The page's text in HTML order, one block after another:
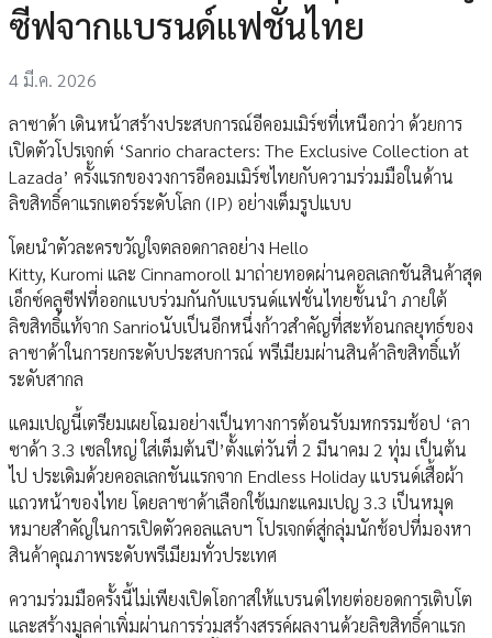
ซีฟจากแบรนด์แฟชั่นไทย
4 มี.ค. 2026
ลาซาด้า เดินหน้าสร้างประสบการณ์อีคอมเมิร์ซที่เหนือกว่า ด้วยการ
เปิดตัวโปรเจกต์ ‘Sanrio characters: The Exclusive Collection at
Lazada’ ครั้งแรกของวงการอีคอมเมิร์ซไทยกับความร่วมมือในด้าน
ลิขสิทธิ์คาแรกเตอร์ระดับโลก (IP) อย่างเต็มรูปแบบ
โดยนำตัวละครขวัญใจตลอดกาลอย่าง Hello
Kitty, Kuromi และ Cinnamoroll มาถ่ายทอดผ่านคอลเลกชันสินค้าสุด
เอ็กซ์คลูซีฟที่ออกแบบร่วมกันกับแบรนด์แฟชั่นไทยชั้นนำ ภายใต้
ลิขสิทธิ์แท้จาก Sanrioนับเป็นอีกหนึ่งก้าวสำคัญที่สะท้อนกลยุทธ์ของ
ลาซาด้าในการยกระดับประสบการณ์ พรีเมียมผ่านสินค้าลิขสิทธิ์แท้
ระดับสากล
แคมเปญนี้เตรียมเผยโฉมอย่างเป็นทางการต้อนรับมหกรรมช้อป ‘ลา
ซาด้า 3.3 เซลใหญ่ ใส่เต็มต้นปี’ตั้งแต่วันที่ 2 มีนาคม 2 ทุ่ม เป็นต้น
ไป ประเดิมด้วยคอลเลกชันแรกจาก Endless Holiday แบรนด์เสื้อผ้า
แถวหน้าของไทย โดยลาซาด้าเลือกใช้เมกะแคมเปญ 3.3 เป็นหมุด
หมายสำคัญในการเปิดตัวคอลแลบฯ โปรเจกต์สู่กลุ่มนักช้อปที่มองหา
สินค้าคุณภาพระดับพรีเมียมทั่วประเทศ
ความร่วมมือครั้งนี้ไม่เพียงเปิดโอกาสให้แบรนด์ไทยต่อยอดการเติบโต
และสร้างมูลค่าเพิ่มผ่านการร่วมสร้างสรรค์ผลงานด้วยลิขสิทธิ์คาแรก